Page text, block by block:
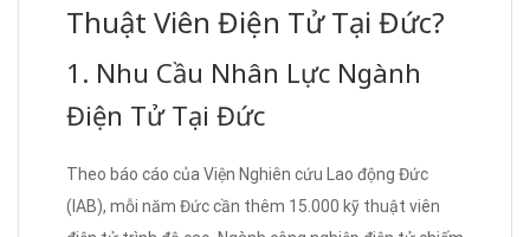
Thuật Viên Điện Tử Tại Đức?
1. Nhu Cầu Nhân Lực Ngành
Điện Tử Tại Đức
Theo báo cáo của Viện Nghiên cứu Lao động Đức
(IAB), mỗi năm Đức cần thêm 15.000 kỹ thuật viên